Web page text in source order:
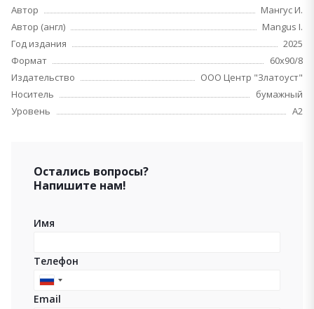
Автор
Мангус И.
Автор (англ)
Mangus I.
Год издания
2025
Формат
60х90/8
Издательство
ООО Центр "Златоуст"
Носитель
бумажный
Уровень
A2
Остались вопросы?
Напишите нам!
Имя
Телефон
Russia
+7
Email